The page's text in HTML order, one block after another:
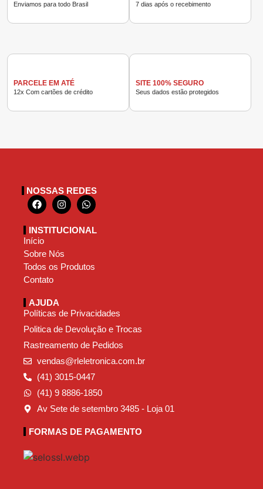
Enviamos para todo Brasil 7 dias após o recebimento
PARCELE EM ATÉ
12x Com cartões de crédito
SITE 100% SEGURO
Seus dados estão protegidos
NOSSAS REDES
INSTITUCIONAL
Início
Sobre Nós
Todos os Produtos
Contato
AJUDA
Políticas de Privacidades
Politica de Devolução e Trocas
Rastreamento de Pedidos
vendas@rleletronica.com.br
(41) 3015-0447
(41) 9 8886-1850
Av Sete de setembro 3485 - Loja 01
FORMAS DE PAGAMENTO